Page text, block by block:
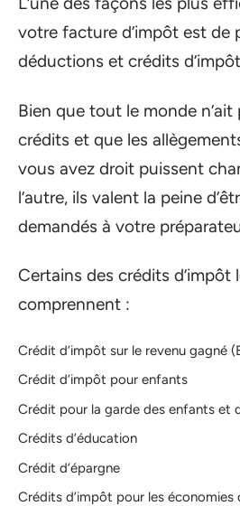
votre facture d’impôt est de
déductions et crédits
Bien que tout le monde n’ait
crédits et que les
vous avez droit puissent
l’autre, ils valent la peine
demandés à votre
Certains des crédits d’impôt
comprennent :
Crédit d’impôt sur le revenu gagné
Crédit d’impôt pour enfants
Crédit pour la garde des enfants et
Crédits d’éducation
Crédit d’épargne
Crédits d’impôt pour les économies